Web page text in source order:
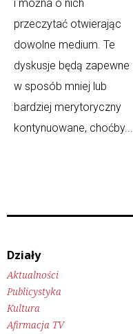
i można o nich
przeczytać otwierając
dowolne medium. Te
dyskusje będą zapewne
w sposób mniej lub
bardziej merytoryczny
kontynuowane, choćby...
Działy
Aktualności
Publicystyka
Kultura
Afirmacja TV